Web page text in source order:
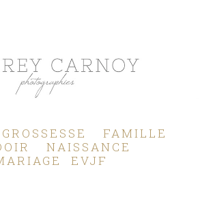
GROSSESSE
FAMILLE
NAISSANCE
EVJF